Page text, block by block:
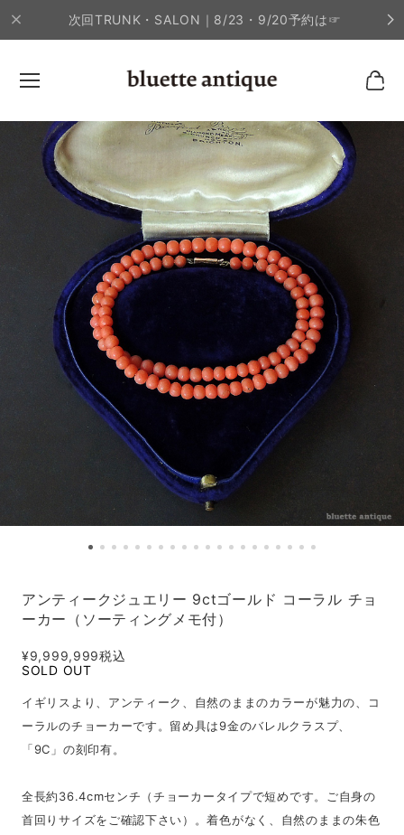
次回TRUNK・SALON｜8/23・9/20予約は☞
アンティークジュエリー 9ctゴールド コーラル チョ
ーカー（ソーティングメモ付）
¥9,999,999税込
SOLD OUT
イギリスより、アンティーク、自然のままのカラーが魅力の、コ
ーラルのチョーカーです。留め具は9金のバレルクラスプ、
「9C」の刻印有。
全長約36.4cmセンチ（チョーカータイプで短めです。ご自身の
首回りサイズをご確認下さい）。着色がなく、自然のままの朱色